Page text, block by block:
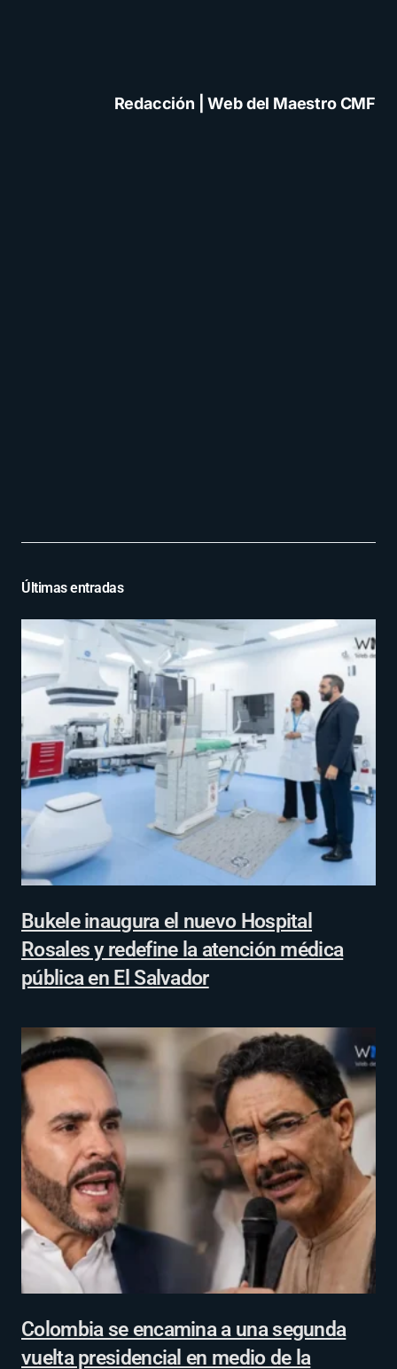
Redacción | Web del Maestro CMF
Últimas entradas
Bukele inaugura el nuevo Hospital
Rosales y redefine la atención médica
pública en El Salvador
Colombia se encamina a una segunda
vuelta presidencial en medio de la